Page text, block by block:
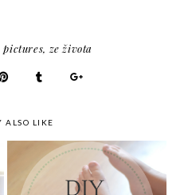
pictures, ze života
ALSO LIKE